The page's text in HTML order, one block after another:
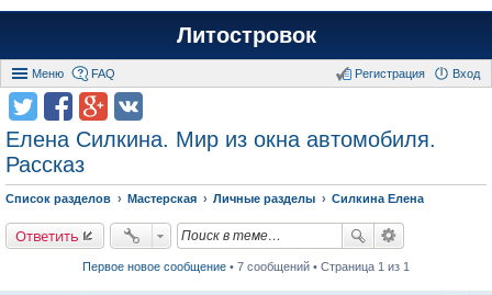
Литостровок
Меню FAQ Вход
Регистрация
Елена Силкина. Мир из окна автомобиля.
Рассказ
Список разделов Мастерская Личные разделы Силкина Елена
Ответить
Первое новое сообщение • 7 сообщений • Страница 1 из 1